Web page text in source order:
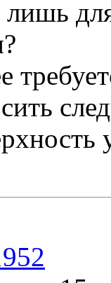
лишь